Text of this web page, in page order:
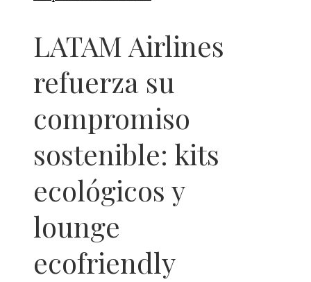
LATAM Airlines
refuerza su
compromiso
sostenible: kits
ecológicos y
lounge
ecofriendly